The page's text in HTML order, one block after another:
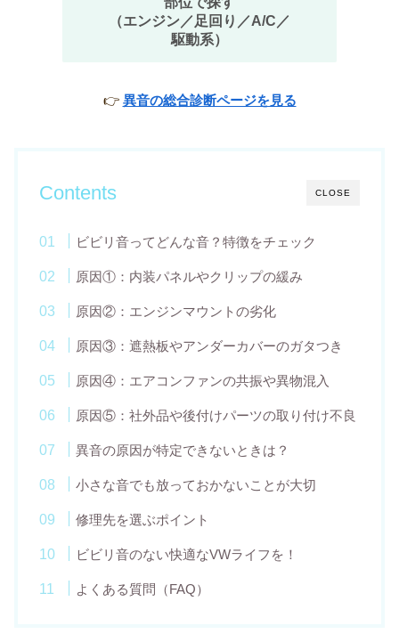
（エンジン／足回り／A/C／
駆動系）
👉 異音の総合診断ページを見る
CLOSE
Contents
ビビリ音ってどんな音？特徴をチェック
原因①：内装パネルやクリップの緩み
原因②：エンジンマウントの劣化
原因③：遮熱板やアンダーカバーのガタつき
原因④：エアコンファンの共振や異物混入
原因⑤：社外品や後付けパーツの取り付け不良
異音の原因が特定できないときは？
小さな音でも放っておかないことが大切
修理先を選ぶポイント
ビビリ音のない快適なVWライフを！
よくある質問（FAQ）